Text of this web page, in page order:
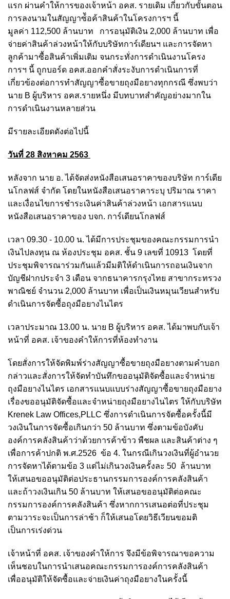
แรก ผ่านคำให้การของเจ้าหน้า อคส. รายเดิม เกี่ยวกับขั้นตอน
การลงนามในสัญญาซ์้อค้าสินค้าในโครงการฯ นี้
มูลค่า 112,500 ล้านบาท
การอนุมัติเงิน 2,000 ล้านบาท เพื่อ
จ่ายค่าสินค้าล่วงหน้าให้กับบริษัทการ์เดียนฯ และการจัดหา
ลูกค้ามาซื้อสินค้าเพิ่มเติม จนกระทั่งการดำเนินงานโครง
การฯ นี้ ถูกบอร์ด อคส.ออกคำสั่งระงับการดำเนินการที่
เกี่ยวข้องต่อการทำสัญญาซื้อขายถุงมือยางทุกกรณี ซึ่งพบว่า
นาย B ผู้บริหาร อคส.รายหนึ่ง มีบทบาทสำคัญอย่างมากใน
การดำเนินงานหลายส่วน
มีรายละเอียดดังต่อไปนี้
วันที่ 28 สิงหาคม 2563
หลังจาก นาย อ. ได้จัดส่งหนังสือเสนอราคาของบริษัท การ์เดีย
นโกลฟส์ จำกัด โดยในหนังสือเสนอราคาระบุ ปริมาณ ราคา
และเงื่อนไขการชำระเงินค่าสินค้าล่วงหน้า เอกสารแนบ
หนังสือเสนอราคาของ บจก. การ์เดียนโกลฟส์
เวลา 09.30 - 10.00 น. ได้มีการประชุมของคณะกรรมการนำ
เงินไปลงทุน ณ ห้องประชุม อคส. ชั้น 9 เลขที่ 10913 โดยที่
ประชุมพิจารณาร่วมกันแล้วมีมติให้ดำเนินการถอนเงินจาก
บัญชีฝากประจำ 3 เดือน จากธนาคารกรุงไทย สาขากระทรวง
พาณิชย์ จำนวน 2,000 ล้านบาท เพื่อเป็นเงินหมุนเวียนสำหรับ
ดำเนินการจัดซื้อถุงมือยางไนไตร
เวลาประมาณ 13.00 น. นาย B ผู้บริหาร อคส. ได้มาพบกับเจ้า
หน้าที่ อคส. เจ้าของคำให้การที่ห้องทำงาน
โดยสั่งการให้จัดพิมพ์ร่างสัญญาซื้อขายถุงมือยางตามคำบอก
กล่าวและสั่งการให้จัดทำบันทึกขออนุมัติจัดซื้อและจำหน่าย
ถุงมือยางไนไตร เอกสารแนบแบบร่างสัญญาซื้อขายถุงมือยาง
เรื่องขออนุมัติจัดซื้อและจำหน่ายถุงมือยางไนไตร ให้กับบริษัท
Krenek Law Offices,PLLC ซึ่งการดำเนินการจัดซื้อครั้งนี้มี
วงเงินในการจัดซื้อเกินกว่า 50 ล้านบาท ซึ่งตามข้อบังคับ
องค์การคลังสินค้าว่าด้วยการค้าข้าว พืชผล และสินค้าต่าง ๆ
เพื่อการค้าปกติ พ.ศ.2526 ข้อ 4. ในกรณีเกินวงเงินที่ผู้อำนวย
การจัดหาได้ตามข้อ 3 แต่ไม่เกินวงเงินครั้งละ 50 ล้านบาท
ให้เสนอขออนุมัติต่อประธานกรรมการองค์การคลังสินค้า
และถ้าวงเงินเกิน 50 ล้านบาท ให้เสนอขออนุมัติต่อคณะ
กรรมการองค์การคลังสินค้า ซึ่งหากการเสนอต่อที่ประชุม
ตามวาระจะเป็นการล่าช้า ก็ให้เสนอโดยวิธีเวียนขอมติ
เป็นการเร่งด่วน
เจ้าหน้าที่ อคส. เจ้าของคำให้การ จึงมีข้อพิจารณาขอความ
เห็นชอบในการนำเสนอคณะกรรมการองค์การคลังสินค้า
เพื่ออนุมัติให้จัดซื้อและจ่ายเงินค่าถุงมือยางในครั้งนี้